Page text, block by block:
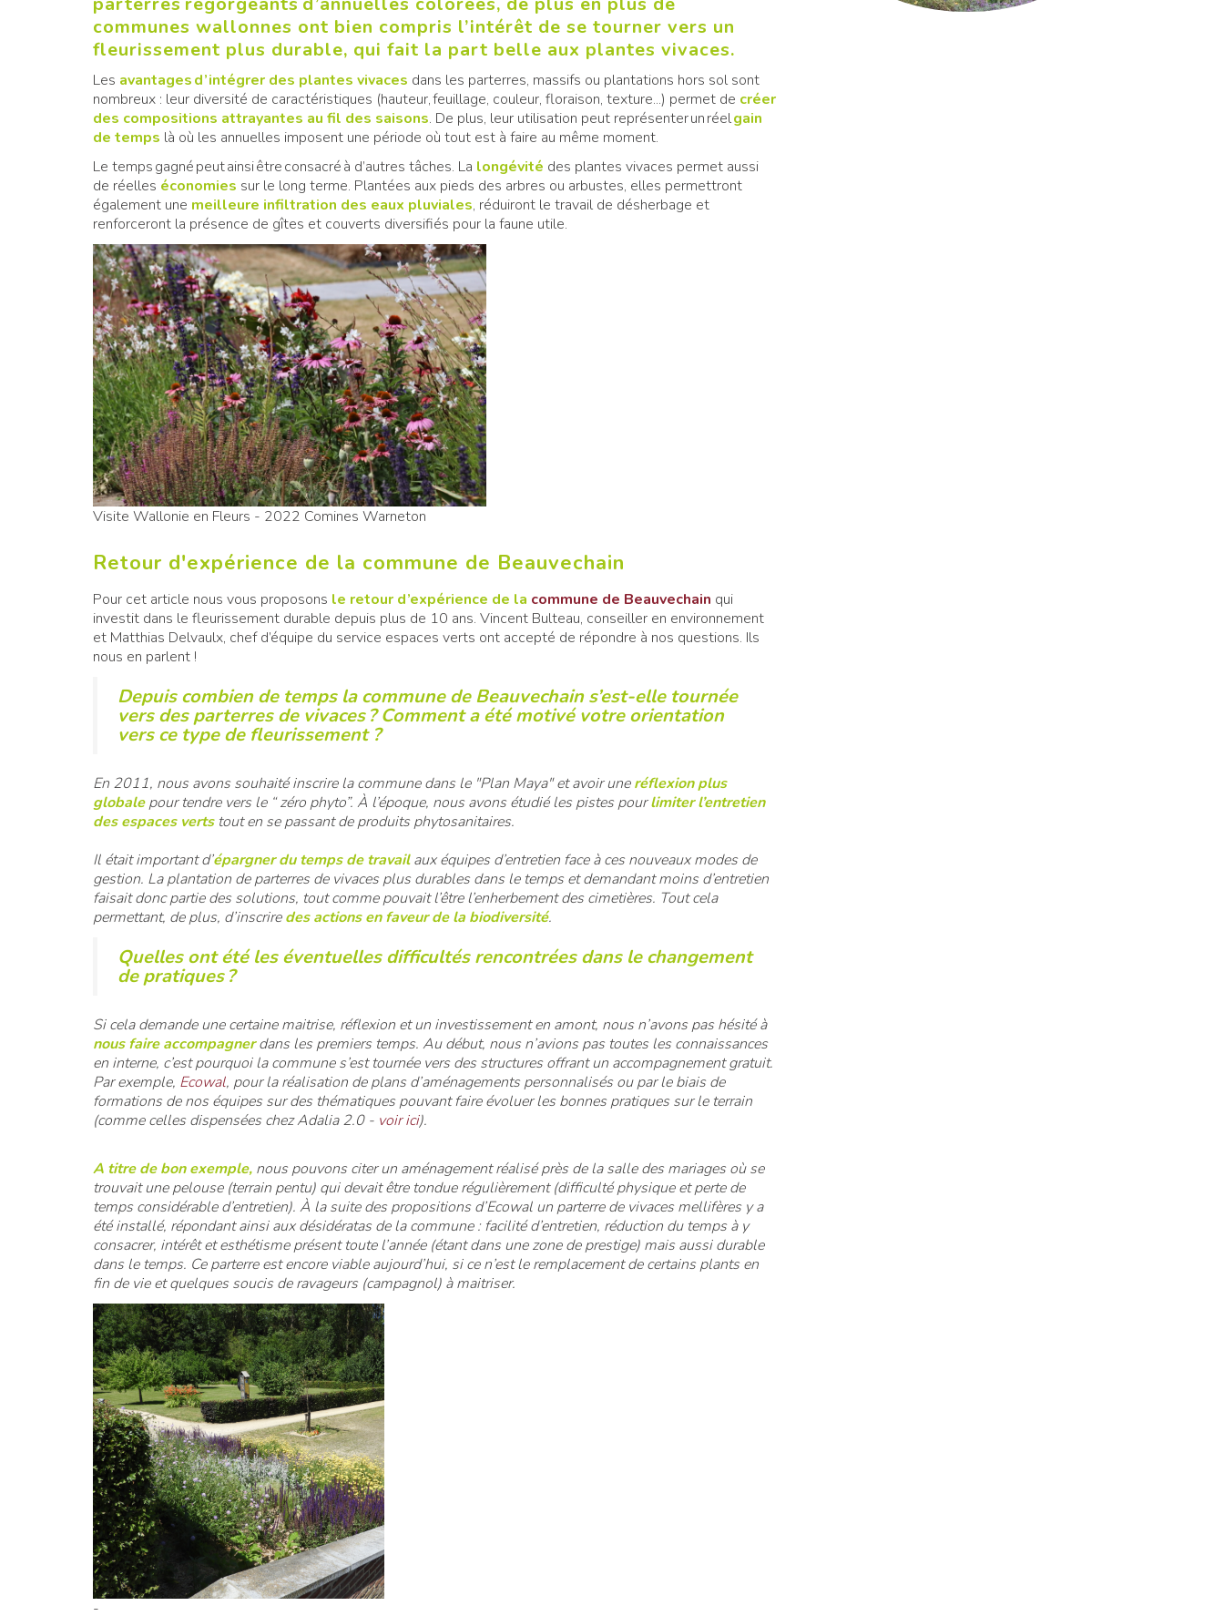
communes wallonnes ont bien compris l’intérêt de se tourner vers un
fleurissement plus durable, qui fait la part belle aux plantes vivaces.
Les avantages d’intégrer des plantes vivaces dans les parterres, massifs ou plantations hors sol sont
nombreux : leur diversité de caractéristiques (hauteur, feuillage, couleur, floraison, texture...) permet de créer
des compositions attrayantes au fil des saisons. De plus, leur utilisation peut représenter un réelgain
de temps là où les annuelles imposent une période où tout est à faire au même moment.
Le temps gagné peut ainsi être consacré à d’autres tâches. La longévité des plantes vivaces permet aussi
de réelles économies sur le long terme. Plantées aux pieds des arbres ou arbustes, elles permettront
également une meilleure infiltration des eaux pluviales, réduiront le travail de désherbage et
renforceront la présence de gîtes et couverts diversifiés pour la faune utile.
Visite Wallonie en Fleurs - 2022 Comines Warneton
Retour d'expérience de la commune de Beauvechain
Pour cet article nous vous proposons le retour d’expérience de la commune de Beauvechain qui
investit dans le fleurissement durable depuis plus de 10 ans. Vincent Bulteau, conseiller en environnement
et Matthias Delvaulx, chef d’équipe du service espaces verts ont accepté de répondre à nos questions. Ils
nous en parlent !
Depuis combien de temps la commune de Beauvechain s’est-elle tournée
vers des parterres de vivaces ? Comment a été motivé votre orientation
vers ce type de fleurissement ?
En 2011, nous avons souhaité inscrire la commune dans le "Plan Maya" et avoir uneréflexion plus
globalepour tendre vers le “ zéro phyto”. À l’époque, nous avons étudié les pistes pourlimiter l’entretien
des espaces vertstout en se passant de produits phytosanitaires.
Il était important d’épargner du temps de travailaux équipes d’entretien face à ces nouveaux modes de
gestion. La plantation de parterres de vivaces plus durables dans le temps et demandant moins d’entretien
faisait donc partie des solutions, tout comme pouvait l’être l’enherbement des cimetières. Tout cela
permettant, de plus, d’inscriredes actions en faveur de la biodiversité.
Quelles ont été les éventuelles difficultés rencontrées dans le changement
de pratiques ?
Si cela demande une certaine maitrise, réflexion et un investissement en amont, nous n’avons pas hésité à
nous faire accompagnerdans les premiers temps. Au début, nous n’avions pas toutes les connaissances
en interne, c’est pourquoi la commune s’est tournée vers des structures offrant un accompagnement gratuit.
Par exemple, Ecowal, pour la réalisation de plans d’aménagements personnalisés ou par le biais de
formations de nos équipes sur des thématiques pouvant faire évoluer les bonnes pratiques sur le terrain
(comme celles dispensées chez Adalia 2.0 - voir ici).
A titre de bon exemple, nous pouvons citer un aménagement réalisé près de la salle des mariages où se
trouvait une pelouse (terrain pentu) qui devait être tondue régulièrement (difficulté physique et perte de
tempsconsidérable d’entretien). À la suite des propositions d’Ecowal un parterre de vivaces mellifères y a
été installé, répondant ainsi aux désidératas de la commune : facilité d’entretien, réduction du temps à y
consacrer, intérêt et esthétisme présent toute l’année (étant dans une zone de prestige) mais aussi durable
dans le temps. Ce parterre est encore viable aujourd’hui, si ce n’est le remplacement de certains plants en
fin de vie et quelques soucis de ravageurs (campagnol) à maitriser.
-